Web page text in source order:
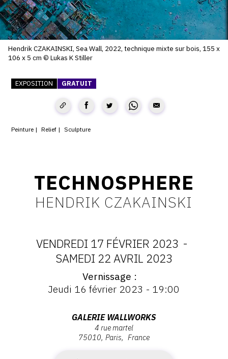
L'ÉQUIPE OAM
À PROPOS D'OAM
CGV
FACEBOOK
TWITTER
Hendrik CZAKAINSKI, Sea Wall, 2022, technique mixte sur bois, 155 x
106 x 5 cm © Lukas K Stiller
EXPOSITION GRATUIT
Peinture Relief Sculpture
TECHNOSPHERE
HENDRIK CZAKAINSKI
DATES
:
17
VENDREDI 17 FÉVRIER 2023 -
SAMEDI 22 AVRIL 2023
Vernissage
Jeudi 16 février 2023 - 19:00
GALERIE WALLWORKS
4 rue martel
75010 Paris France